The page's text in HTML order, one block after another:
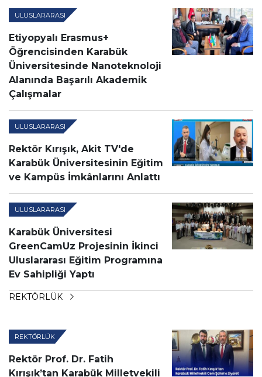
ULUSLARARASI
Etiyopyalı Erasmus+
Öğrencisinden Karabük
Üniversitesinde Nanoteknoloji
Alanında Başarılı Akademik
Çalışmalar
ULUSLARARASI
Rektör Kırışık, Akit TV'de
Karabük Üniversitesinin Eğitim
ve Kampüs İmkânlarını Anlattı
ULUSLARARASI
Karabük Üniversitesi
GreenCamUz Projesinin İkinci
Uluslararası Eğitim Programına
Ev Sahipliği Yaptı
REKTÖRLÜK
REKTÖRLÜK
Rektör Prof. Dr. Fatih
Kırışık’tan Karabük Milletvekili